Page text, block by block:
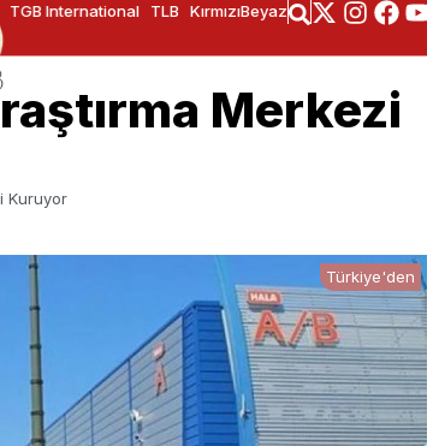
TGB International TLB KırmızıBeyaz
Merkezi
Kuruyor
Türkiye'den